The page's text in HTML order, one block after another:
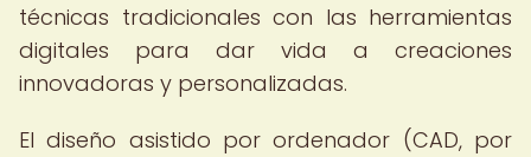
técnicas tradicionales con las herramientas
digitales para dar vida a creaciones
innovadoras y personalizadas.
El diseño asistido por ordenador (CAD, por